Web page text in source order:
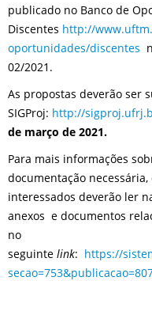
publicado no Banco de
Discentes http://
oportunidades/discentes
02/2021.
As propostas deverão ser
SIGProj: http://
de março de 2021.
Para mais informações
documentação
interessados deverão ler
anexos e documentos
no
seguinte link: https://